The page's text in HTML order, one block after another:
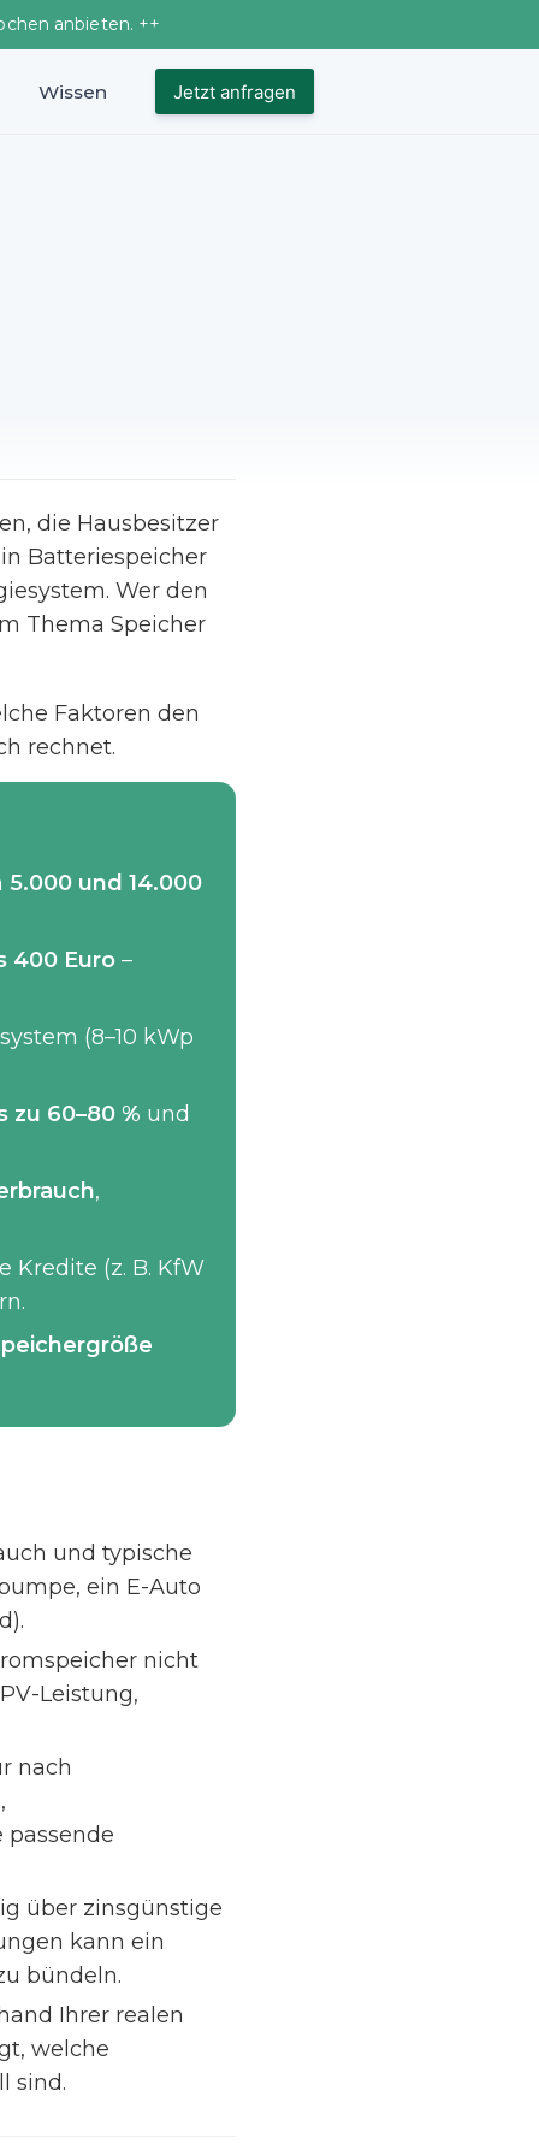
anbieten. ++
Wissen Jetzt anfragen
die Hausbesitzer
Batteriespeicher
Wer den
Thema Speicher
Faktoren den
rechnet.
5.000 und 14.000
400 Euro –
(8–10 kWp
zu 60–80 % und
,
Kredite (z. B. KfW
und typische
ein E-Auto
nicht
Leistung,
nach
über zinsgünstige
kann ein
bündeln.
Ihrer realen
welche
sind.